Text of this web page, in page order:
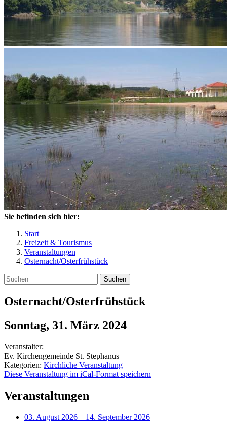
Sie befinden sich hier:
Start
Freizeit & Tourismus
Veranstaltungen
Osternacht/Osterfrühstück
Suchen
Osternacht/Osterfrühstück
Sonntag, 31. März 2024
Veranstalter:
Ev. Kirchengemeinde St. Stephanus
Kategorien: Kirchliche Veranstaltung
Diese Veranstaltung im iCal-Format speichern
Veranstaltungen
03. August 2026 – 14. September 2026